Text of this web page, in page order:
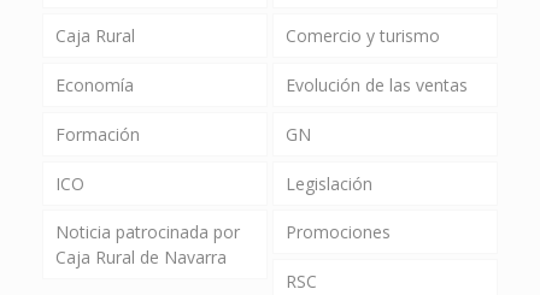
Caja Rural Comercio y turismo
Economía Evolución de las ventas
Formación GN
ICO Legislación
Noticia patrocinada por
Caja Rural de Navarra
Promociones
RSC